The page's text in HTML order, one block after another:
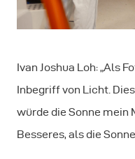
Ivan Joshua Loh: „Als
Inbegriff von Licht.
würde die Sonne mein
Besseres, als die